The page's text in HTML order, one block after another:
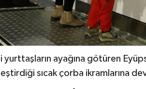
yurttaşların ayağına götüren
sıcak çorba ikramlarına